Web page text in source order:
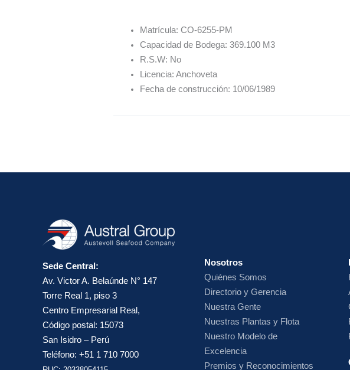
Matrícula: CO-6255-PM
Capacidad de Bodega: 369.100 M3
R.S.W: No
Licencia: Anchoveta
Fecha de construcción: 10/06/1989
Sede Central:
Av. Victor A. Belaúnde N° 147
Torre Real 1, piso 3
Centro Empresarial Real,
Código postal: 15073
San Isidro – Perú
Teléfono: +51 1 710 7000
Nosotros
Quiénes Somos
Directorio y Gerencia
Nuestra Gente
Nuestras Plantas y Flota
Nuestro Modelo de
Excelencia
Premios y Reconocimientos